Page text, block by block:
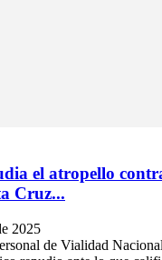
el atropello
Cruz...
2025
de Vialidad